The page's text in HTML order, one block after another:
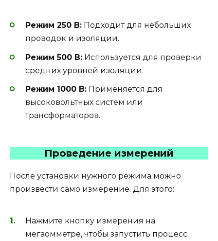
Режим 250 В: Подходит для небольших
проводок и изоляции.
Режим 500 В: Используется для проверки
средних уровней изоляции.
Режим 1000 В: Применяется для
высоковольтных систем или
трансформаторов.
Проведение измерений
После установки нужного режима можно
произвести само измерение. Для этого:
Нажмите кнопку измерения на
мегаомметре, чтобы запустить процесс.